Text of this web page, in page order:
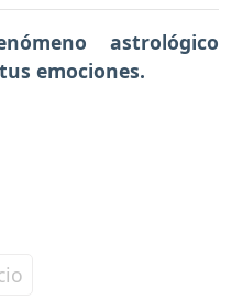
astrológico
emociones.